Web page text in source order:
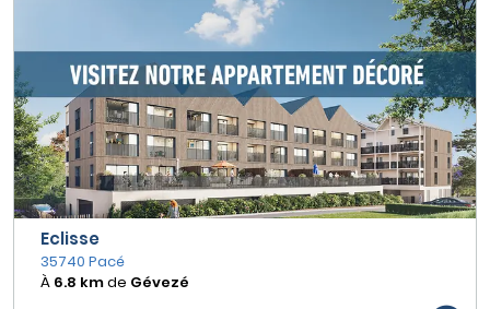
Eclisse
35740 Pacé
À 6.8 kmde Gévezé